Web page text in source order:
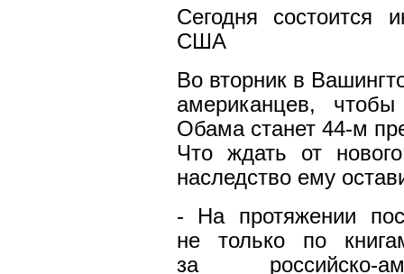
Сегодня состоится
США
Во вторник в
американцев,
Обама станет 44-м
Что ждать от
наследство ему
- На протяжении
не только по
за российско-